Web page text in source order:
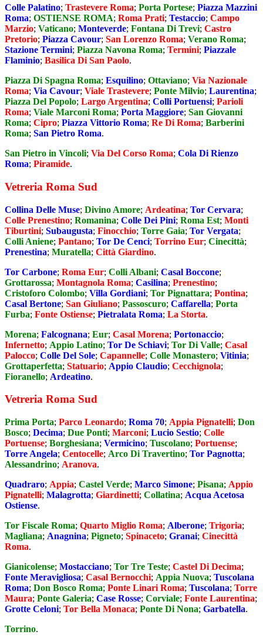
Colle Palatino; Trastevere Roma; Porta Portese; Piazza Mazzini
Roma; OSTIENSE ROMA; Roma Prati; Testaccio; Campo
Marzio; Vaticano; Monteverde; Fontana Di Trevi; Castro
Pretorio; Piazza Cavour; San Lorenzo Roma; Verano Roma;
Stazione Termini; Piazza Navona Roma; Termini; Piazzale
Flaminio; Basilica Di San Paolo.
Piazza Di Spagna Roma; Esquilino; Ottaviano; Via Nazionale
Roma; Via Cavour; Viale Trastevere; Ponte Milvio; Laurentina;
Piazza Del Popolo; Largo Argentina; Colli Portuensi; Parioli
Roma; Viale Marconi Roma; Porta Maggiore; San Giovanni
Roma; Cipro; Piazza Vittorio Roma; Re Di Roma; Barberini
Roma; San Pietro Roma.
San Pietro in Vincoli; Via Del Corso Roma; Cola Di Rienzo
Roma; Piramide.
Vetreria Roma Sud
Collina Delle Muse; Divino Amore; Ardeatina; Tor Cervara;
Colle Prenestino; Romanina; Colle Dei Pini; Roma Est; Monti
Tiburtini; Subaugusta; Finocchio; Torre Gaia; Tor Vergata;
Colli Aniene; Pantano; Tor De Cenci; Torrino Eur; Cinecittà;
Prenestina; Muratella; Città Giardino.
Tor Carbone; Roma Eur; Colli Albani; Casal Boccone;
Grottarossa; Montagnola Roma; Casilina; Prenestino;
Cristoforo Colombo; Villa Gordiani; Tor Pignattara; Pontina;
Casal Bertone; San Giuliano; Passoscuro; Caffarella; Porta
Furba; Fonte Ostiense; Pietralata Roma; La Storta.
Morena; Falcognana; Eur; Casal Morena; Portonaccio;
Infernetto; Appio Latino; Tor De Schiavi; Tor Di Valle; Casal
Palocco; Colle Del Sole; Capannelle; Colle Monastero; Vitinia;
Grottaperfetta; Statuario; Appio Claudio; Cecchignola;
Fioranello; Ardeatino.
Vetreria Roma Sud
Prima Porta; Parco Leonardo; Roma 70; Appia Pignatelli; Don
Bosco; Decima; Due Ponti; Marconi; Lucio Sestio; Colle
Portuense; Borghesiana; Vermicino; Tuscolano; Portuense;
Torre Angela; Centocelle; Arco Di Travertino; Tor Pagnotta;
Alessandrino; Aranova.
Quadraro; Appia; Castel Verde; Marco Simone; Pisana; Appio
Pignatelli; Malagrotta; Giardinetti; Collatina; Acqua Acetosa
Ostiense.
Tor Fiscale Roma; Quarto Miglio Roma; Alberone; Trigoria;
Magliana; Anagnina; Pigneto; Spinaceto; Granai; Cinecittà
Roma.
Gianicolense; Mostacciano; Tor Tre Teste; Castel Di Decima;
Fonte Meravigliosa; Casal Bernocchi; Appia Nuova; Tuscolana
Roma; Don Bosco Roma; Ponte Linari Roma; Tuscolana; Torre
Maura; Ponte Galeria; Case Rosse; Corviale; Fonte Laurentina;
Grotte Celoni; Tor Bella Monaca; Ponte Di Nona; Garbatella.
Torrino.